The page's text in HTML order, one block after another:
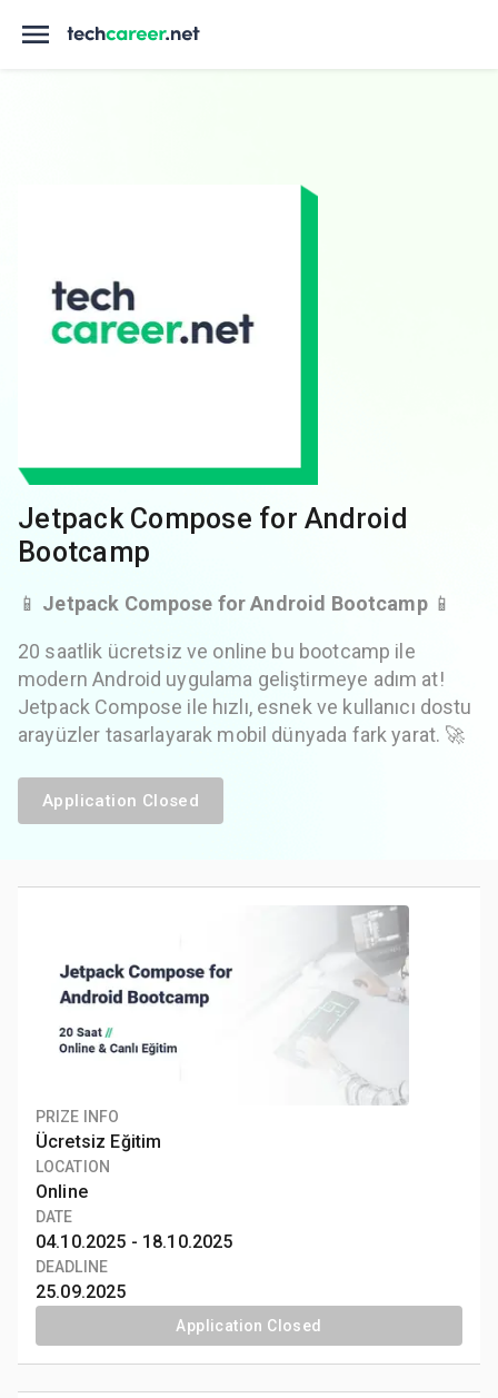
Jetpack Compose for Android
Bootcamp
📱 Jetpack Compose for Android Bootcamp📱
20 saatlik ücretsiz ve online bu bootcamp ile
modern Android uygulama geliştirmeye adım at!
Jetpack Compose ile hızlı, esnek ve kullanıcı dostu
arayüzler tasarlayarak mobil dünyada fark yarat. 🚀
Application Closed
PRIZE INFO
Ücretsiz Eğitim
LOCATION
Online
DATE
04.10.2025 - 18.10.2025
DEADLINE
25.09.2025
Application Closed